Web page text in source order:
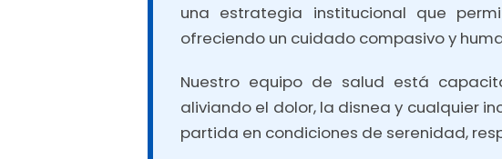
una estrategia institucional que
ofreciendo un cuidado compasivo y
Nuestro equipo de salud está
aliviando el dolor, la disnea y cualquier
partida en condiciones de serenidad,